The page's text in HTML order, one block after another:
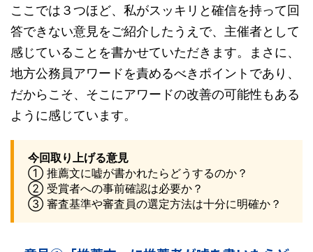
ここでは３つほど、私がスッキリと確信を持って回
答できない意見をご紹介したうえで、主催者として
感じていることを書かせていただきます。まさに、
地方公務員アワードを責めるべきポイントであり、
だからこそ、そこにアワードの改善の可能性もある
ように感じています。
今回取り上げる意見
① 推薦文に嘘が書かれたらどうするのか？
② 受賞者への事前確認は必要か？
③ 審査基準や審査員の選定方法は十分に明確か？